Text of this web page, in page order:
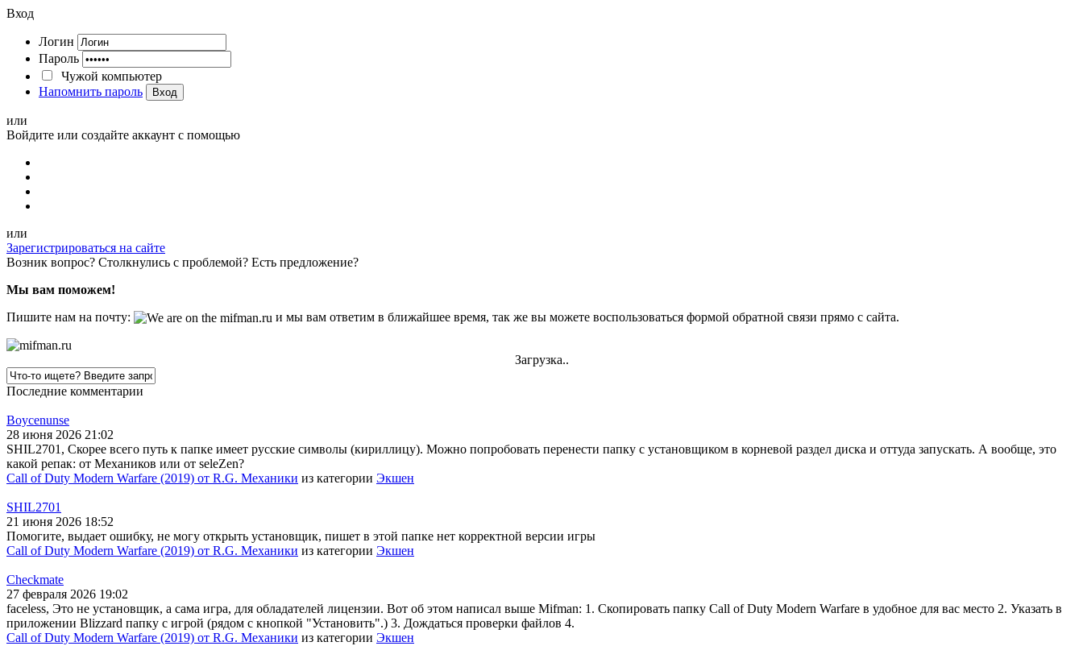
Вход
Логин
Пароль
Чужой компьютер
Напомнить пароль
Вход
или
Войдите или создайте аккаунт с помощью
или
Зарегистрироваться на сайте
Возник вопрос? Столкнулись с проблемой? Есть предложение?
Мы вам поможем!
Пишите нам на почту:
и мы вам ответим в ближайшее время, так же вы можете воспользоваться формой обратной связи прямо с сайта.
Загрузка..
Последние комментарии
Boycenunse
28 июня 2026 21:02
SHIL2701, Скорее всего путь к папке имеет русские символы (кириллицу). Можно попробовать перенести папку с установщиком в корневой раздел диска и оттуда запускать. А вообще, это
какой репак: от Механиков или от seleZen?
Call of Duty Modern Warfare (2019) от R.G. Механики из категории Экшен
SHIL2701
21 июня 2026 18:52
Помогите, выдает ошибку, не могу открыть установщик, пишет в этой папке нет корректной версии игры
Call of Duty Modern Warfare (2019) от R.G. Механики из категории Экшен
Checkmate
27 февраля 2026 19:02
faceless, Это не установщик, а сама игра, для обладателей лицензии. Вот об этом написал выше Mifman: 1. Скопировать папку Call of Duty Modern Warfare в удобное для вас место 2. Указать в
приложении Blizzard папку с игрой (рядом с кнопкой "Установить".) 3. Дождаться проверки файлов 4.
Call of Duty Modern Warfare (2019) от R.G. Механики из категории Экшен